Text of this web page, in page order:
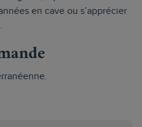
en cave ou s’apprécier